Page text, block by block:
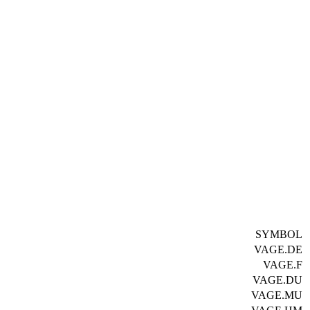
SYMBOL
VAGE.DE
VAGE.F
VAGE.DU
VAGE.MU